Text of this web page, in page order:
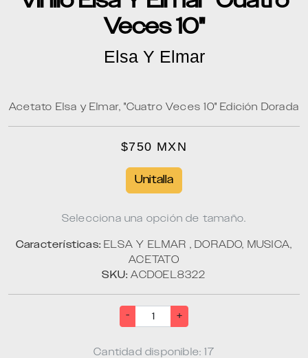
Veces 10"
Elsa Y Elmar
Acetato Elsa y Elmar, "Cuatro Veces 10" Edición Dorada
$750 MXN
Unitalla
Selecciona una opción de tamaño.
Características: ELSA Y ELMAR , DORADO, MUSICA,
ACETATO
SKU: ACDOEL8322
- +
Cantidad disponible: 17